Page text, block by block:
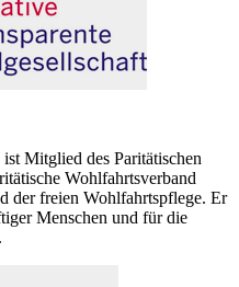
Mitglied des Paritätischen
Wohlfahrtsverband
der freien Wohlfahrtspflege. Er
Menschen und für die